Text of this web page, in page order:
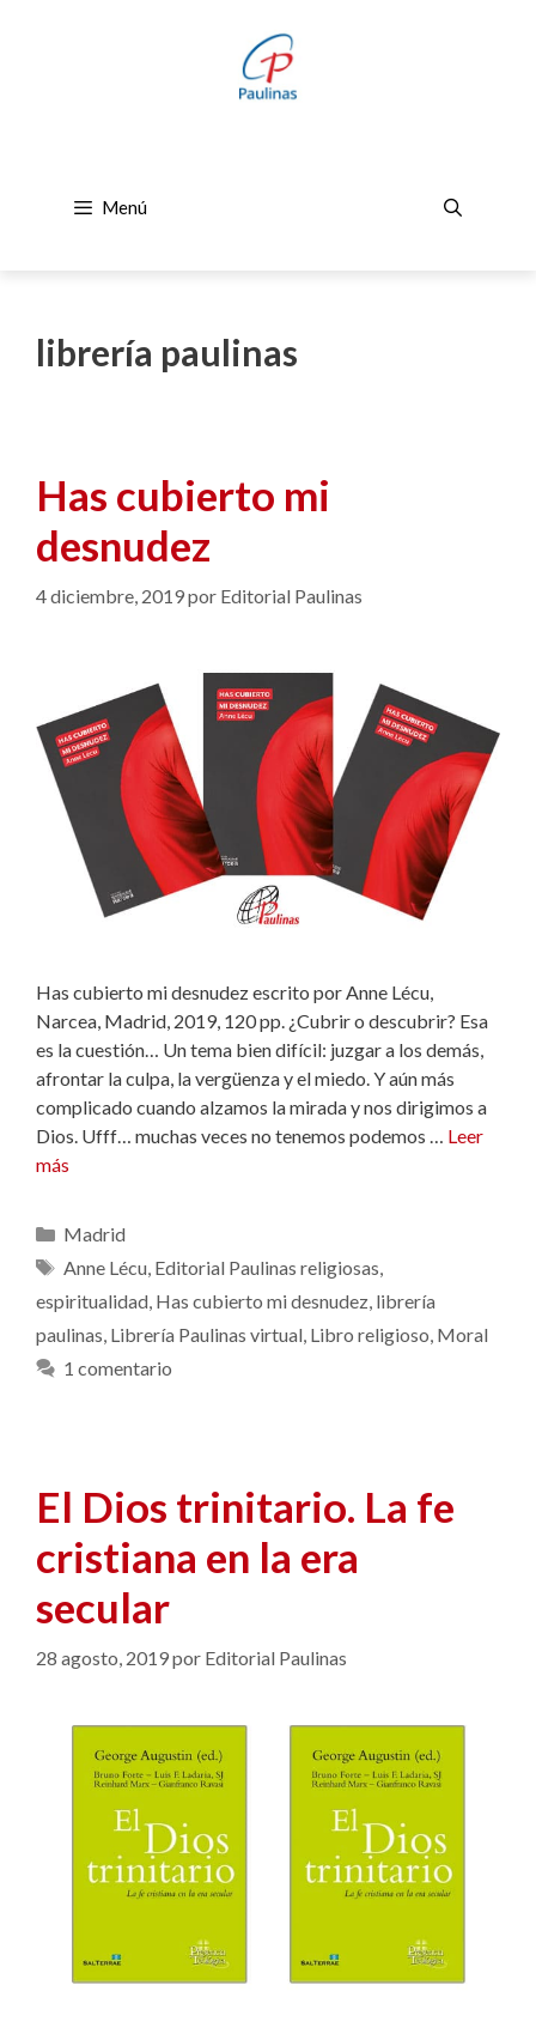
Menú
librería paulinas
Has cubierto mi
desnudez
4 diciembre, 2019por Editorial Paulinas
Has cubierto mi desnudez escrito por Anne Lécu,
Narcea, Madrid, 2019, 120 pp. ¿Cubrir o descubrir? Esa
es la cuestión… Un tema bien difícil: juzgar a los demás,
afrontar la culpa, la vergüenza y el miedo. Y aún más
complicado cuando alzamos la mirada y nos dirigimos a
Dios. Ufff… muchas veces no tenemos podemos … Leer
más
Categorías
Madrid
Etiquetas
Anne Lécu, Editorial Paulinas religiosas,
espiritualidad, Has cubierto mi desnudez, librería
paulinas, Librería Paulinas virtual, Libro religioso, Moral
1 comentario
El Dios trinitario. La fe
cristiana en la era
secular
28 agosto, 2019por Editorial Paulinas